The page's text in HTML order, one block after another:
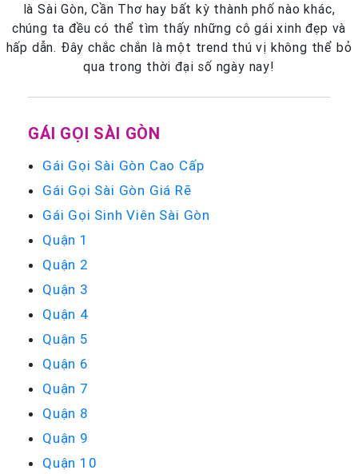
là Sài Gòn, Cần Thơ hay bất kỳ thành phố nào khác,
chúng ta đều có thể tìm thấy những cô gái xinh đẹp và
hấp dẫn. Đây chắc chắn là một trend thú vị không thể bỏ
qua trong thời đại số ngày nay!
GÁI GỌI SÀI GÒN
Gái Gọi Sài Gòn Cao Cấp
Gái Gọi Sài Gòn Giá Rẽ
Gái Gọi Sinh Viên Sài Gòn
Quận 1
Quận 2
Quận 3
Quận 4
Quận 5
Quận 6
Quận 7
Quận 8
Quận 9
Quận 10